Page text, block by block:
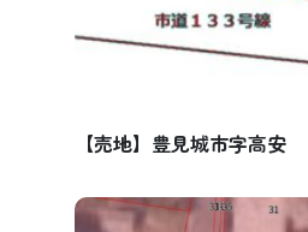
【売地】豊見城市字高安